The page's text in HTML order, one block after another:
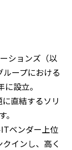
ションズ（以
ープにおける
設立。
直結するソリ
ベンダー上位
インし、高く